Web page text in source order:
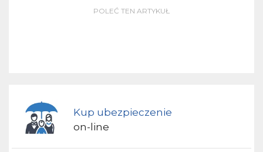
POLEĆ TEN ARTYKUŁ
Kup ubezpieczenie
on-line